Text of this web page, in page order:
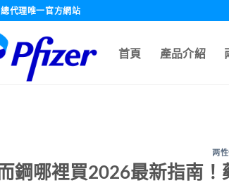
代理唯一官方網站
首頁 產品介紹
两
鋼哪裡買2026最新指南